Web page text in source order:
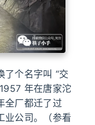
了个名字叫 “交
年在唐家沱
全厂都迁了过
业公司。（参看